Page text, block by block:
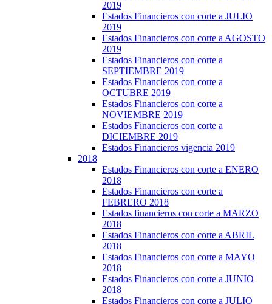
2019
Estados Financieros con corte a JULIO
2019
Estados Financieros con corte a AGOSTO
2019
Estados Financieros con corte a
SEPTIEMBRE 2019
Estados Financieros con corte a
OCTUBRE 2019
Estados Financieros con corte a
NOVIEMBRE 2019
Estados Financieros con corte a
DICIEMBRE 2019
Estados Financieros vigencia 2019
2018
Estados Financieros con corte a ENERO
2018
Estados Financieros con corte a
FEBRERO 2018
Estados financieros con corte a MARZO
2018
Estados Financieros con corte a ABRIL
2018
Estados Financieros con corte a MAYO
2018
Estados Financieros con corte a JUNIO
2018
Estados Financieros con corte a JULIO